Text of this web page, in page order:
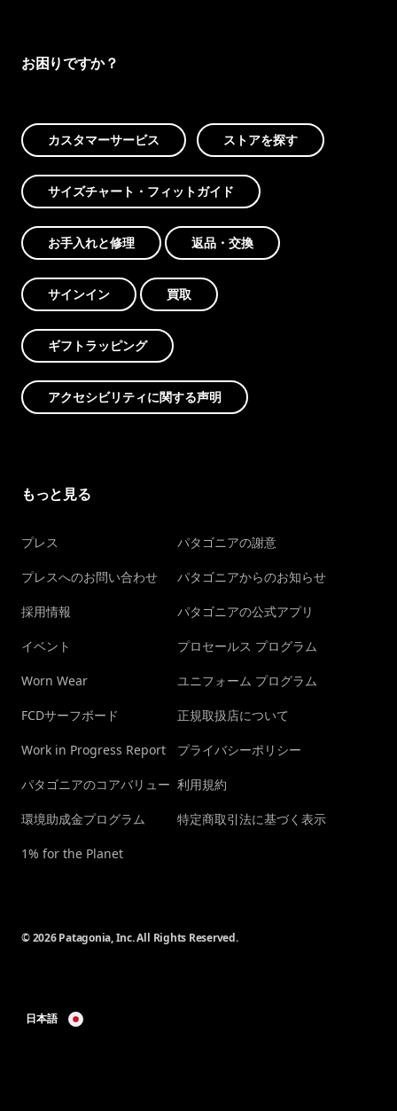
お困りですか？
カスタマーサービス ストアを探す
サイズチャート・フィットガイド
お手入れと修理 返品・交換
サインイン 買取
ギフトラッピング
アクセシビリティに関する声明
もっと見る
プレス
プレスへのお問い合わせ
採用情報
イベント
Worn Wear
FCDサーフボード
Work in Progress Report
パタゴニアのコアバリュー
環境助成金プログラム
1% for the Planet
パタゴニアの謝意
パタゴニアからのお知らせ
パタゴニアの公式アプリ
プロセールス プログラム
ユニフォーム プログラム
正規取扱店について
プライバシーポリシー
利用規約
特定商取引法に基づく表示
© 2026 Patagonia, Inc. All Rights Reserved.
日本語